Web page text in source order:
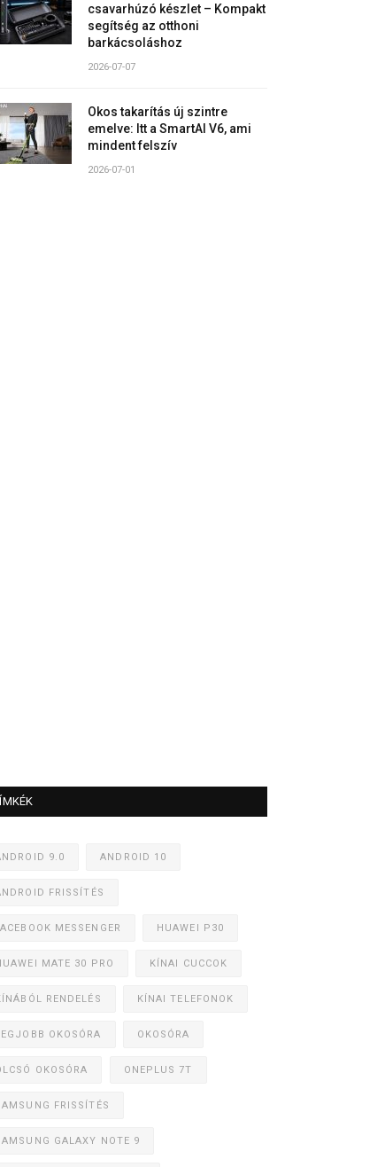
csavarhúzó készlet – Kompakt
segítség az otthoni
barkácsoláshoz
2026-07-07
Okos takarítás új szintre
emelve: Itt a SmartAI V6, ami
mindent felszív
2026-07-01
9.0 ANDROID 10
FRISSÍTÉS
MESSENGER HUAWEI P30
MATE 30 PRO KÍNAI CUCCOK
RENDELÉS KÍNAI TELEFONOK
OKOSÓRA OKOSÓRA
OKOSÓRA ONEPLUS 7T
FRISSÍTÉS
GALAXY NOTE 9